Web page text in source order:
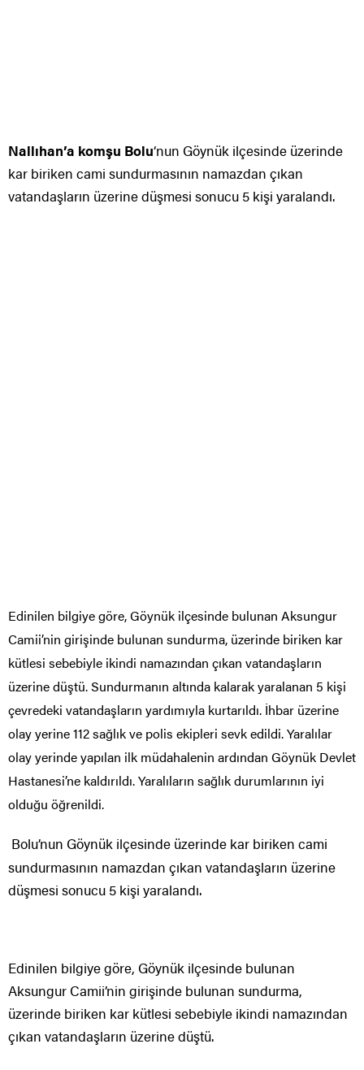
Nallıhan’a komşu Bolu‘nun Göynük ilçesinde üzerinde
kar biriken cami sundurmasının namazdan çıkan
vatandaşların üzerine düşmesi sonucu 5 kişi yaralandı.
Edinilen bilgiye göre, Göynük ilçesinde bulunan Aksungur
Camii’nin girişinde bulunan sundurma, üzerinde biriken kar
kütlesi sebebiyle ikindi namazından çıkan vatandaşların
üzerine düştü. Sundurmanın altında kalarak yaralanan 5 kişi
çevredeki vatandaşların yardımıyla kurtarıldı. İhbar üzerine
olay yerine 112 sağlık ve polis ekipleri sevk edildi. Yaralılar
olay yerinde yapılan ilk müdahalenin ardından Göynük Devlet
Hastanesi’ne kaldırıldı. Yaralıların sağlık durumlarının iyi
olduğu öğrenildi.
Bolu’nun Göynük ilçesinde üzerinde kar biriken cami
sundurmasının namazdan çıkan vatandaşların üzerine
düşmesi sonucu 5 kişi yaralandı.
Edinilen bilgiye göre, Göynük ilçesinde bulunan
Aksungur Camii’nin girişinde bulunan sundurma,
üzerinde biriken kar kütlesi sebebiyle ikindi namazından
çıkan vatandaşların üzerine düştü.